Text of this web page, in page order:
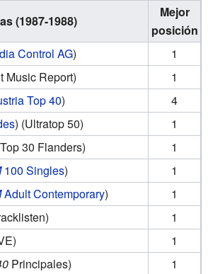
(1987-1988)
Mejor
posición
Control AG)
1
Music Report)
1
Top 40)
4
) (Ultratop 50)
1
30 Flanders)
1
100 Singles)
1
Adult Contemporary)
1
1
1
Principales) 1